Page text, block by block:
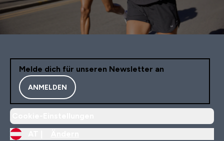
Melde dich für unseren Newsletter an
ANMELDEN